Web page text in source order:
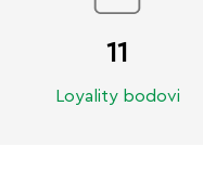
11
Loyality bodovi